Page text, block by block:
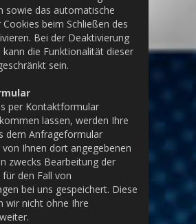
sowie das automatische
beim Schließen des
Bei der Deaktivierung
kann die Funktionalität dieser
sein.
per Kontaktformular
lassen, werden Ihre
dem Anfrageformular
von Ihnen dort angegebenen
zwecks Bearbeitung der
den Fall von
bei uns gespeichert. Diese
wir nicht ohne Ihre